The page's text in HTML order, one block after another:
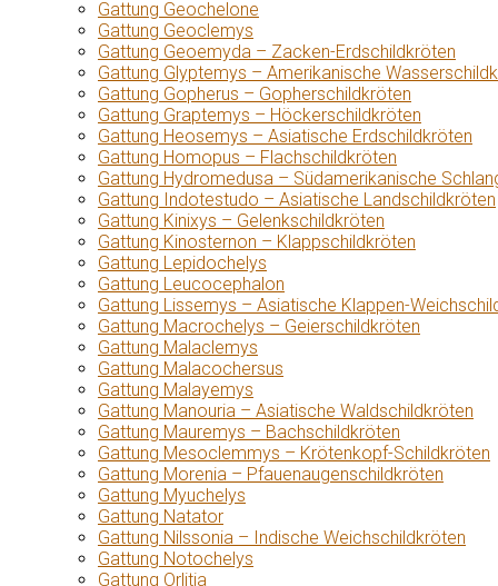
Gattung Geochelone
Gattung Geoclemys
Gattung Geoemyda – Zacken-Erdschildkröten
Gattung Glyptemys – Amerikanische
Gattung Gopherus – Gopherschildkröten
Gattung Graptemys – Höckerschildkröten
Gattung Heosemys – Asiatische Erdschildkröten
Gattung Homopus – Flachschildkröten
Gattung Hydromedusa – Südamerikanische
Gattung Indotestudo – Asiatische Landschildkröten
Gattung Kinixys – Gelenkschildkröten
Gattung Kinosternon – Klappschildkröten
Gattung Lepidochelys
Gattung Leucocephalon
Gattung Lissemys – Asiatische Klappen-
Gattung Macrochelys – Geierschildkröten
Gattung Malaclemys
Gattung Malacochersus
Gattung Malayemys
Gattung Manouria – Asiatische Waldschildkröten
Gattung Mauremys – Bachschildkröten
Gattung Mesoclemmys – Krötenkopf-Schildkröten
Gattung Morenia – Pfauenaugenschildkröten
Gattung Myuchelys
Gattung Natator
Gattung Nilssonia – Indische Weichschildkröten
Gattung Notochelys
Gattung Orlitia